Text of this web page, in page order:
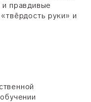
правдивые
руки» и